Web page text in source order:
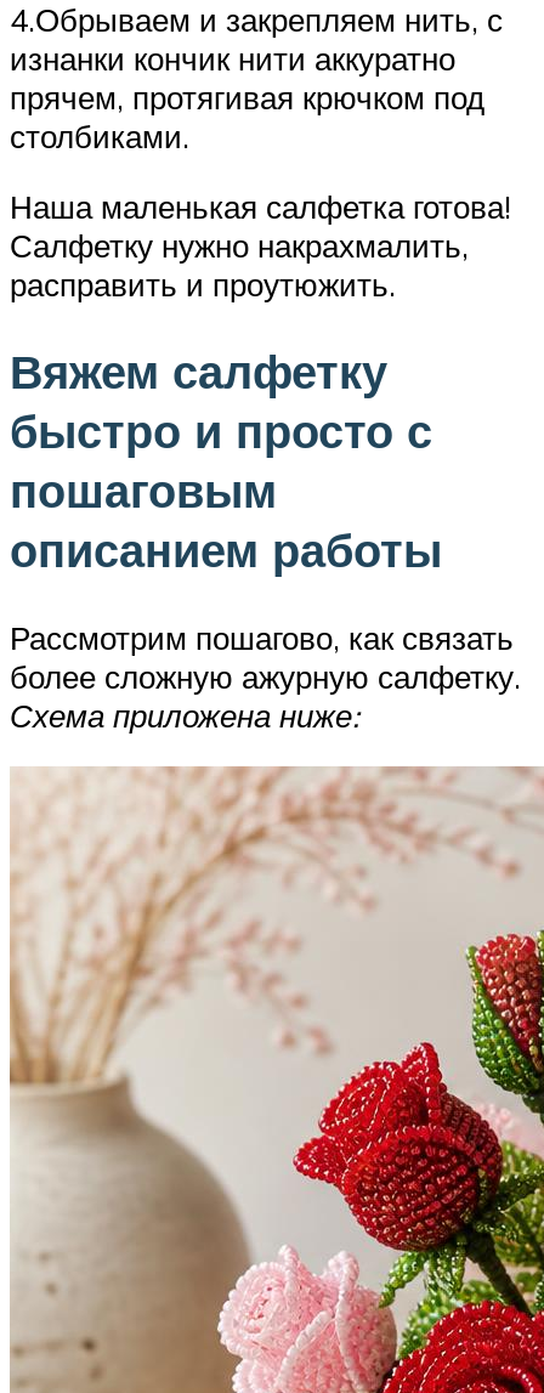
4.Обрываем и закрепляем нить, с
изнанки кончик нити аккуратно
прячем, протягивая крючком под
столбиками.
Наша маленькая салфетка готова!
Салфетку нужно накрахмалить,
расправить и проутюжить.
Вяжем салфетку
быстро и просто с
пошаговым
описанием работы
Рассмотрим пошагово, как связать
более сложную ажурную салфетку.
Схема приложена ниже: